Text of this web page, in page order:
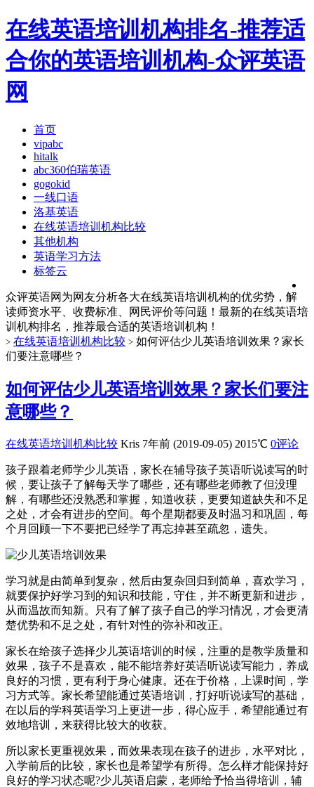
在线英语培训机构排名-推荐适
合你的英语培训机构-众评英语
网
首页
vipabc
hitalk
abc360伯瑞英语
gogokid
一线口语
洛基英语
在线英语培训机构比较
其他机构
英语学习方法
标签云
众评英语网为网友分析各大在线英语培训机构的优劣势，解
读师资水平、收费标准、网民评价等问题！最新的在线英语培
训机构排名，推荐最合适的英语培训机构！
> 在线英语培训机构比较 > 如何评估少儿英语培训效果？家长
们要注意哪些？
如何评估少儿英语培训效果？家长们要注
意哪些？
在线英语培训机构比较 Kris 7年前 (2019-09-05) 2015℃ 0评论
孩子跟着老师学少儿英语，家长在辅导孩子英语听说读写的时
候，要让孩子了解每天学了哪些，还有哪些老师教了但没理
解，有哪些还没熟悉和掌握，知道收获，更要知道缺失和不足
之处，才会有进步的空间。每个星期都要及时温习和巩固，每
个月回顾一下不要把已经学了再忘掉甚至疏忽，遗失。
学习就是由简单到复杂，然后由复杂回归到简单，喜欢学习，
就要保护好学习到的知识和技能，守住，并不断更新和进步，
从而温故而知新。只有了解了孩子自己的学习情况，才会更清
楚优势和不足之处，有针对性的弥补和改正。
家长在给孩子选择少儿英语培训的时候，注重的是教学质量和
效果，孩子不是喜欢，能不能培养好英语听说读写能力，养成
良好的习惯，更有利于身心健康。还在于价格，上课时间，学
习方式等。家长希望能通过英语培训，打好听说读写的基础，
在以后的学科英语学习上更进一步，得心应手，希望能通过有
效地培训，来获得比较大的收获。
所以家长更重视效果，而效果表现在孩子的进步，水平对比，
入学前后的比较，家长也是希望学有所得。怎么样才能保持好
良好的学习状态呢?少儿英语启蒙，老师给予恰当得培训，辅